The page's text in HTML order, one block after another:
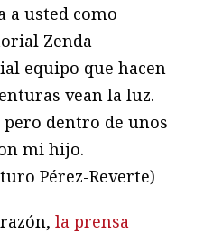
a usted como
Zenda
equipo que hacen
vean la luz.
dentro de unos
mi hijo.
Pérez-Reverte)
la prensa